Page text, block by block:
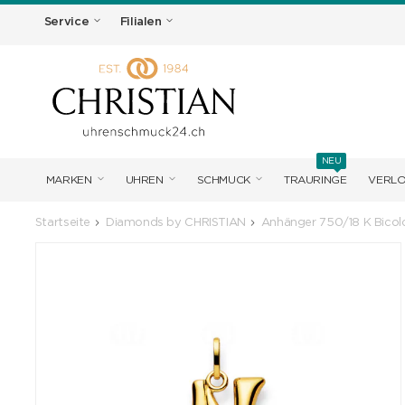
Service Filialen
MARKEN UHREN SCHMUCK TRAURINGE
NEU
Startseite Diamonds by CHRISTIAN Anhänger 750/18 K